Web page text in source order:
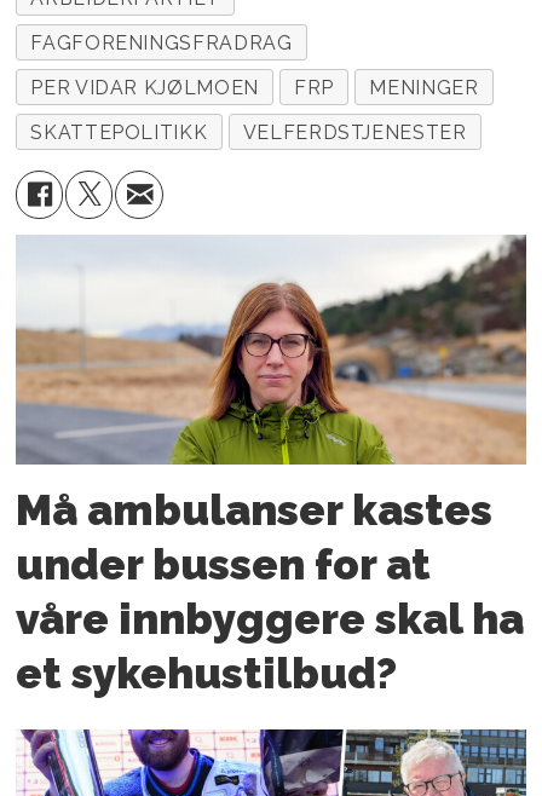
FAGFORENINGSFRADRAG
PER VIDAR KJØLMOEN
FRP
MENINGER
SKATTEPOLITIKK
VELFERDSTJENESTER
Må ambulanser kastes
under bussen for at
våre innbyggere skal ha
et sykehustilbud?